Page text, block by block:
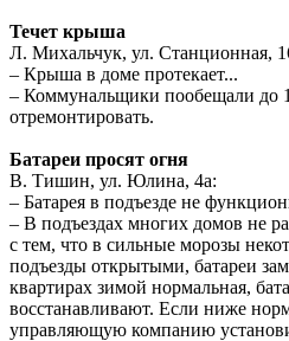
Течет крыша
Л. Михальчук, ул. Станционная,
– Крыша в доме протекает...
– Коммунальщики пообещали до
отремонтировать.
Батареи просят огня
В. Тишин, ул. Юлина, 4а:
– Батарея в подъезде не
– В подъездах многих домов не
с тем, что в сильные морозы
подъезды открытыми, батареи
квартирах зимой нормальная,
восстанавливают. Если ниже
управляющую компанию